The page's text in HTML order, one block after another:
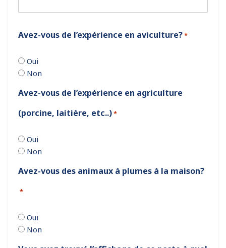
Avez-vous de l’expérience en aviculture?*
Oui
Non
Avez-vous de l’expérience en agriculture
(porcine, laitière, etc..)*
Oui
Non
Avez-vous des animaux à plumes à la maison?
*
Oui
Non